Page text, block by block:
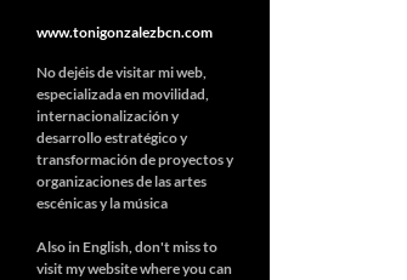
www.tonigonzalezbcn.com
No dejéis de visitar mi web,
especializada en movilidad,
internacionalización y
desarrollo estratégico y
transformación de proyectos y
organizaciones de las artes
escénicas y la música
Also in English, don't miss to
visit my website where you can